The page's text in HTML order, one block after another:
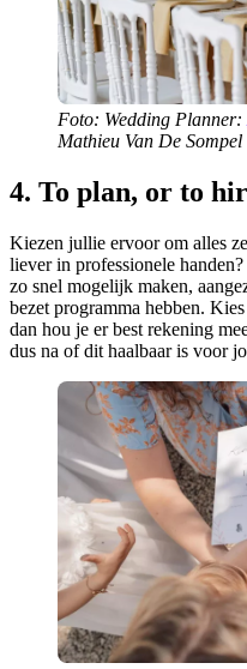
Foto: Wedding Planner:
Mathieu Van De Sompel
4. To plan, or to
Kiezen jullie ervoor om alles
liever in professionele
zo snel mogelijk maken,
bezet programma hebben.
dan hou je er best rekening
dus na of dit haalbaar is voor